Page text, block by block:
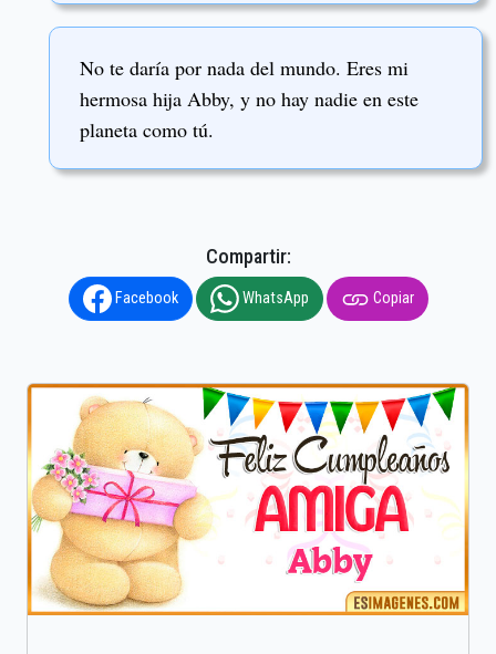
No te daría por nada del mundo. Eres mi
hermosa hija Abby, y no hay nadie en este
planeta como tú.
Compartir:
Facebook WhatsApp Copiar